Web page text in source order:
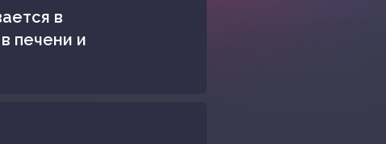
в
печени и